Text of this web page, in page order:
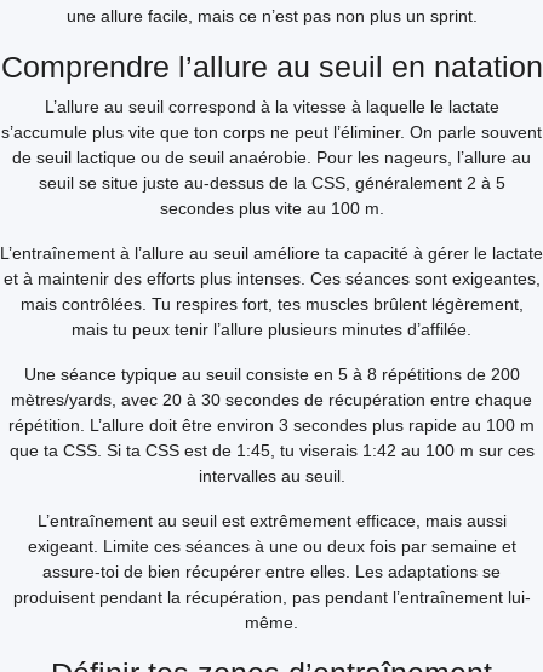
une allure facile, mais ce n’est pas non plus un sprint.
Comprendre l’allure au seuil en natation
L’allure au seuil correspond à la vitesse à laquelle le lactate
s’accumule plus vite que ton corps ne peut l’éliminer. On parle souvent
de seuil lactique ou de seuil anaérobie. Pour les nageurs, l’allure au
seuil se situe juste au-dessus de la CSS, généralement 2 à 5
secondes plus vite au 100 m.
L’entraînement à l’allure au seuil améliore ta capacité à gérer le lactate
et à maintenir des efforts plus intenses. Ces séances sont exigeantes,
mais contrôlées. Tu respires fort, tes muscles brûlent légèrement,
mais tu peux tenir l’allure plusieurs minutes d’affilée.
Une séance typique au seuil consiste en 5 à 8 répétitions de 200
mètres/yards, avec 20 à 30 secondes de récupération entre chaque
répétition. L’allure doit être environ 3 secondes plus rapide au 100 m
que ta CSS. Si ta CSS est de 1:45, tu viserais 1:42 au 100 m sur ces
intervalles au seuil.
L’entraînement au seuil est extrêmement efficace, mais aussi
exigeant. Limite ces séances à une ou deux fois par semaine et
assure-toi de bien récupérer entre elles. Les adaptations se
produisent pendant la récupération, pas pendant l’entraînement lui-
même.